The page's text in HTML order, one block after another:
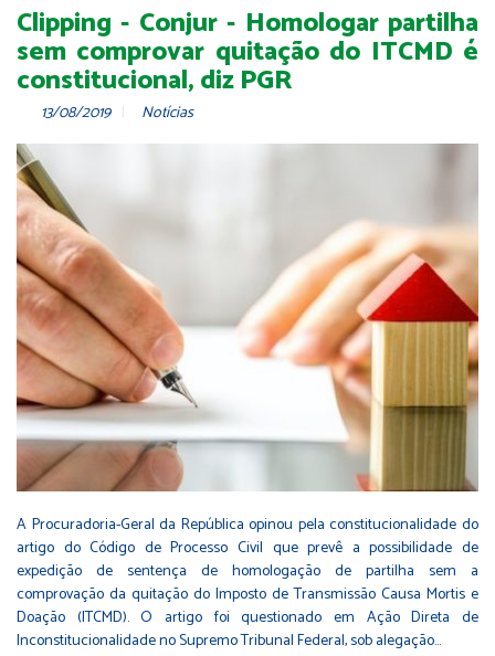
Clipping - Conjur - Homologar partilha
sem comprovar quitação do ITCMD é
constitucional, diz PGR
13/08/2019 Notícias
A Procuradoria-Geral da República opinou pela constitucionalidade do
artigo do Código de Processo Civil que prevê a possibilidade de
expedição de sentença de homologação de partilha sem a
comprovação da quitação do Imposto de Transmissão Causa Mortis e
Doação (ITCMD). O artigo foi questionado em Ação Direta de
Inconstitucionalidade no Supremo Tribunal Federal, sob alegação…